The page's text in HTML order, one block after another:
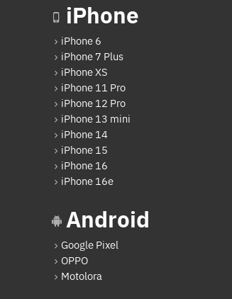
iPhone
iPhone 6
iPhone 7 Plus
iPhone XS
iPhone 11 Pro
iPhone 12 Pro
iPhone 13 mini
iPhone 14
iPhone 15
iPhone 16
iPhone 16e
Android
Google Pixel
OPPO
Motolora